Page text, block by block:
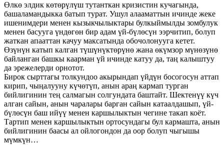
Өлкө элдик көтөрүлүш тутанткан кризистин кучагында,
башаламандыкка батып турат. Ушул алааматтын ичинде жеке
ишенимдери менен кызыкчылыктары булкыймылды зомбулук
менен басууга үндөгөн бир адам үй-бүлөсүн ээрчитип, болуп
жаткан апааттан качуу максатында обочолонууга кетет.
Өзүнүн катып калган түшүнүктөрүнө жана өкүмзор мүнөзүнө
байланган башкы каарман үй ичинде катуу да, таң калыштуу
да эрежелерди орнотот.
Бирок сырттагы толкундоо акырындап үйдүн босогосун аттап
кирип, чыңалууну күчөтүп, анын араң кармап турган
бийлигинин тең салмагын солгундата баштайт. Шектенүү күч
алган сайын, анын чаралары барган сайын катаалдашып, үй-
бүлөсүн баш ийүү менен каршылыктын чегине такап коёт.
Тартип менен каршылыктын ортосундагы бул кармашта, анын
бийлигинин баасы ал ойлогондон да оор болуп чыгышы
мүмкүн…